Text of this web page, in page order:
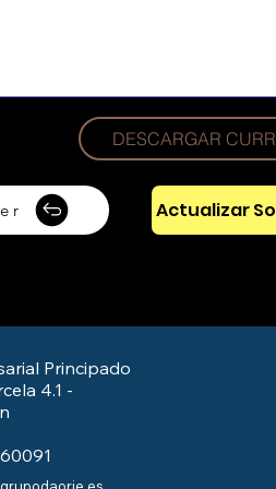
DESCARGAR
Actualizar
Principado
4.1 -